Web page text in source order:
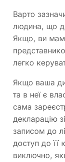
Варто
людина, що
Якщо, ви
легко
Якщо ваша
та в неї є
сама
декларацію
записом до
доступ до її
виключно,